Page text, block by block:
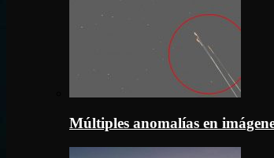
Múltiples anomalías en